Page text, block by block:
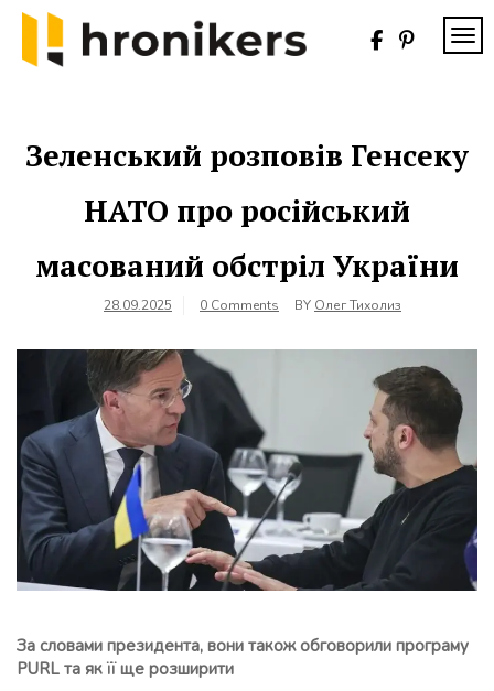
Skip
content
Зеленський розповів Генсеку
НАТО про російський
масований обстріл України
28.09.2025 0 Comments BY Олег Тихолиз
За словами президента, вони також обговорили програму
PURL та як її ще розширити